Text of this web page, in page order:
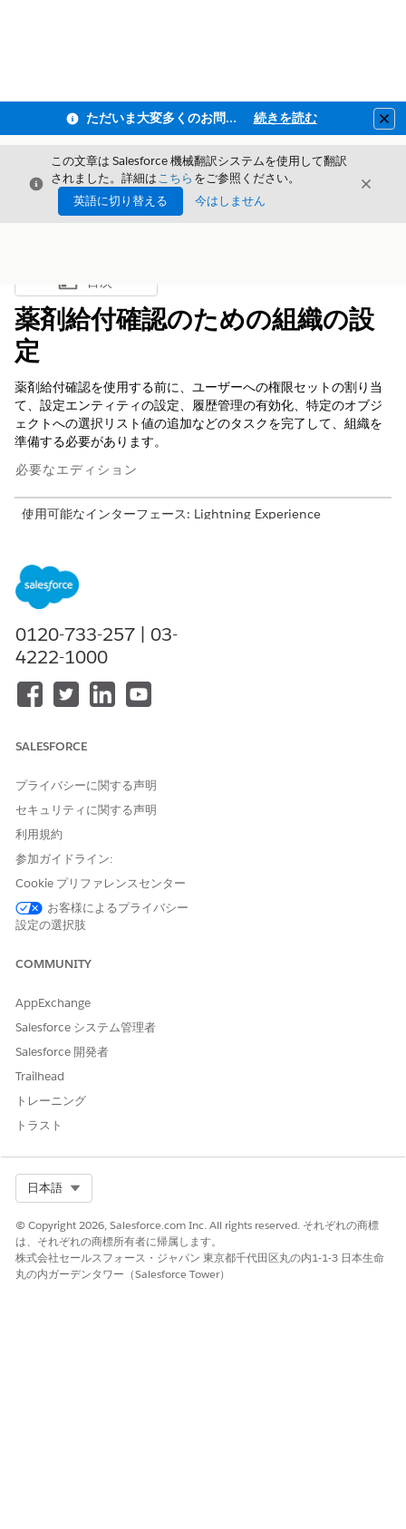
ただいま大変多くのお問い合わせをいただいており、ご連絡までにお時間を頂戴しております 続きを読む
閉じる
この文章は Salesforce 機械翻訳システムを使用して翻訳
されました。詳細はこちら をご参照ください。
英語に切り替える
今はしません
閉じる
目次を表示
目次
薬剤給付確認のための組織の設
定
薬剤給付確認を使用する前に、ユーザーへの権限セットの割り当
て、設定エンティティの設定、履歴管理の有効化、特定のオブジ
ェクトへの選択リスト値の追加などのタスクを完了して、組織を
準備する必要があります。
必要なエディション
使用可能なインターフェース: Lightning Experience
Cloud、および Einstein GPT Platform および Einstein GPT プ
ロンプトビルダーアドオンライセンスが付属する
Edition および
薬剤給付確認ユーザーの権限セット
薬剤給付確認を開始するには、適切な権限セットをユーザーに
薬局給付確認の項目レベルセキュリティ設定
い特定の項目にアクセスする必要があります。
薬剤給付確認を使用するには、自己負担額や自己負担割合など
のケア制限種別を定義して、患者が利用できる薬剤給付を決定
する必要があります。
測定単位の設定
ヘルスケア担当医師が患者に処方する薬剤の測定単位を設定し
コードセットの設定
コードを説明するメトリクスを定義します。たとえば、対象、
給付補償の選択リスト値の有効化
すべての薬剤給付確認要請の薬局選択リスト値を有効化しま
す。
補償給付品目の履歴管理の有効化
薬剤給付項目制限の履歴変更を追跡するには、Coverage
Benefit Line Item (補償給付品目) オブジェクトの [Applied
この記事で問題は解決されましたか?
ご意見をお待ちしております。
はい
0120-733-257 | 03-
4222-1000
SALESFORCE
プライバシーに関する声明
セキュリティに関する声明
利用規約
参加ガイドライン:
Cookie プリファレンスセンター
お客様によるプライバシー
設定の選択肢
COMMUNITY
AppExchange
Salesforce システム管理者
Salesforce 開発者
Trailhead
トレーニング
トラスト
日本語
© Copyright 2026, Salesforce.com Inc. All rights reserved. それぞれの商標
は、それぞれの商標所有者に帰属します。
株式会社セールスフォース・ジャパン 東京都千代田区丸の内1-1-3 日本生命
丸の内ガーデンタワー（Salesforce Tower）